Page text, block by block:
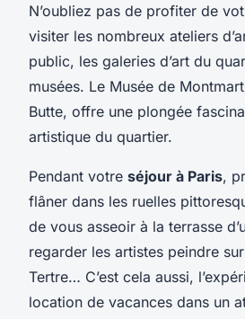
N’oubliez pas de profiter de
visiter les nombreux ateliers
public, les galeries d’art du
musées. Le Musée de
Butte, offre une plongée
artistique du quartier.
Pendant votre séjour à Paris,
flâner dans les ruelles
de vous asseoir à la terrasse
regarder les artistes peindre
Tertre… C’est cela aussi,
location de vacances dans un